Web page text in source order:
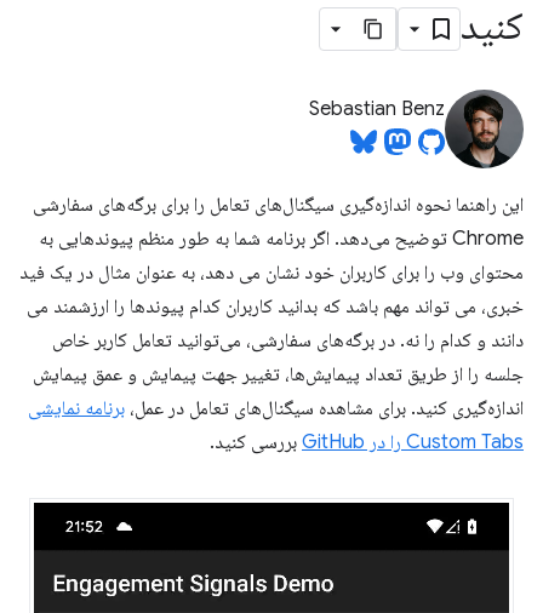
کنید
Sebastian Benz
این راهنما نحوه اندازه‌گیری سیگنال‌های تعامل را برای برگه‌های سفارشی
Chrome توضیح می‌دهد. اگر برنامه شما به طور منظم پیوندهایی به
محتوای وب را برای کاربران خود نشان می دهد، به عنوان مثال در یک فید
خبری، می تواند مهم باشد که بدانید کاربران کدام پیوندها را ارزشمند می
دانند و کدام را نه. در برگه‌های سفارشی، می‌توانید تعامل کاربر خاص
جلسه را از طریق تعداد پیمایش‌ها، تغییر جهت پیمایش و عمق پیمایش
اندازه‌گیری کنید. برای مشاهده سیگنال‌های تعامل در عمل، برنامه نمایشی
Custom Tabs را در GitHub
بررسی کنید.